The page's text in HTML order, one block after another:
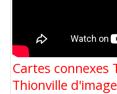
Cartes connexes
Thionville